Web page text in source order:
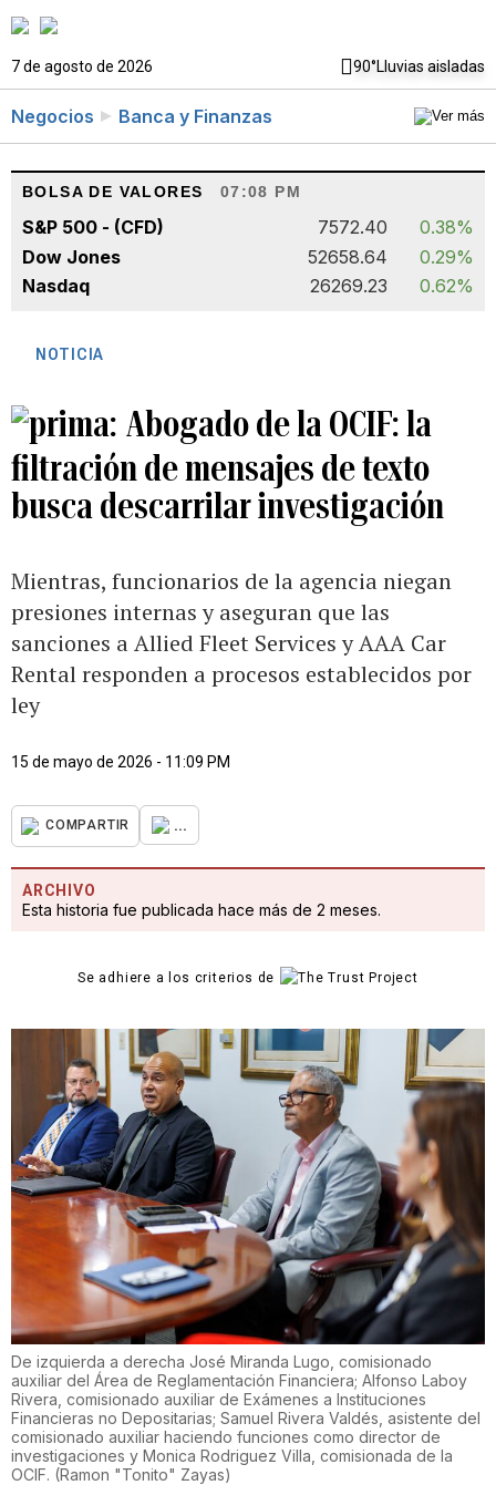
7 de agosto de 2026 90°Lluvias aisladas
Negocios Banca y Finanzas
BOLSA DE VALORES 07:08 PM
S&P 500 - (CFD) 7572.40
0.38%
Dow Jones
52658.64
0.29%
Nasdaq
26269.23 0.62%
NOTICIA
Abogado de la OCIF: la
filtración de mensajes de texto
busca descarrilar investigación
Mientras, funcionarios de la agencia niegan
presiones internas y aseguran que las
sanciones a Allied Fleet Services y AAA Car
Rental responden a procesos establecidos por
ley
15 de mayo de 2026 - 11:09 PM
COMPARTIR ...
ARCHIVO
Esta historia fue publicada hace más de 2 meses.
Se adhiere a los criterios de
De izquierda a derecha José Miranda Lugo, comisionado
auxiliar del Área de Reglamentación Financiera; Alfonso Laboy
Rivera, comisionado auxiliar de Exámenes a Instituciones
Financieras no Depositarias; Samuel Rivera Valdés, asistente del
comisionado auxiliar haciendo funciones como director de
investigaciones y Monica Rodriguez Villa, comisionada de la
OCIF. (Ramon "Tonito" Zayas)